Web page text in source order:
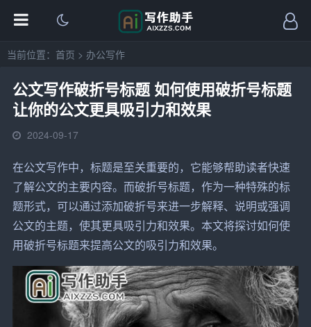
当前位置： 首页 > 办公写作
公文写作破折号标题 如何使用破折号标题
让你的公文更具吸引力和效果
2024-09-17
在公文写作中， 标题是至关重要的，它能够帮助读者快速
了解公文的主要内容。而破折号标题，作为一种特殊的标
题形式，可以通过添加破折号来进一步解释、说明或强调
公文的主题，使其更具吸引力和效果。本文将探讨如何使
用破折号标题来提高公文的吸引力和效果。